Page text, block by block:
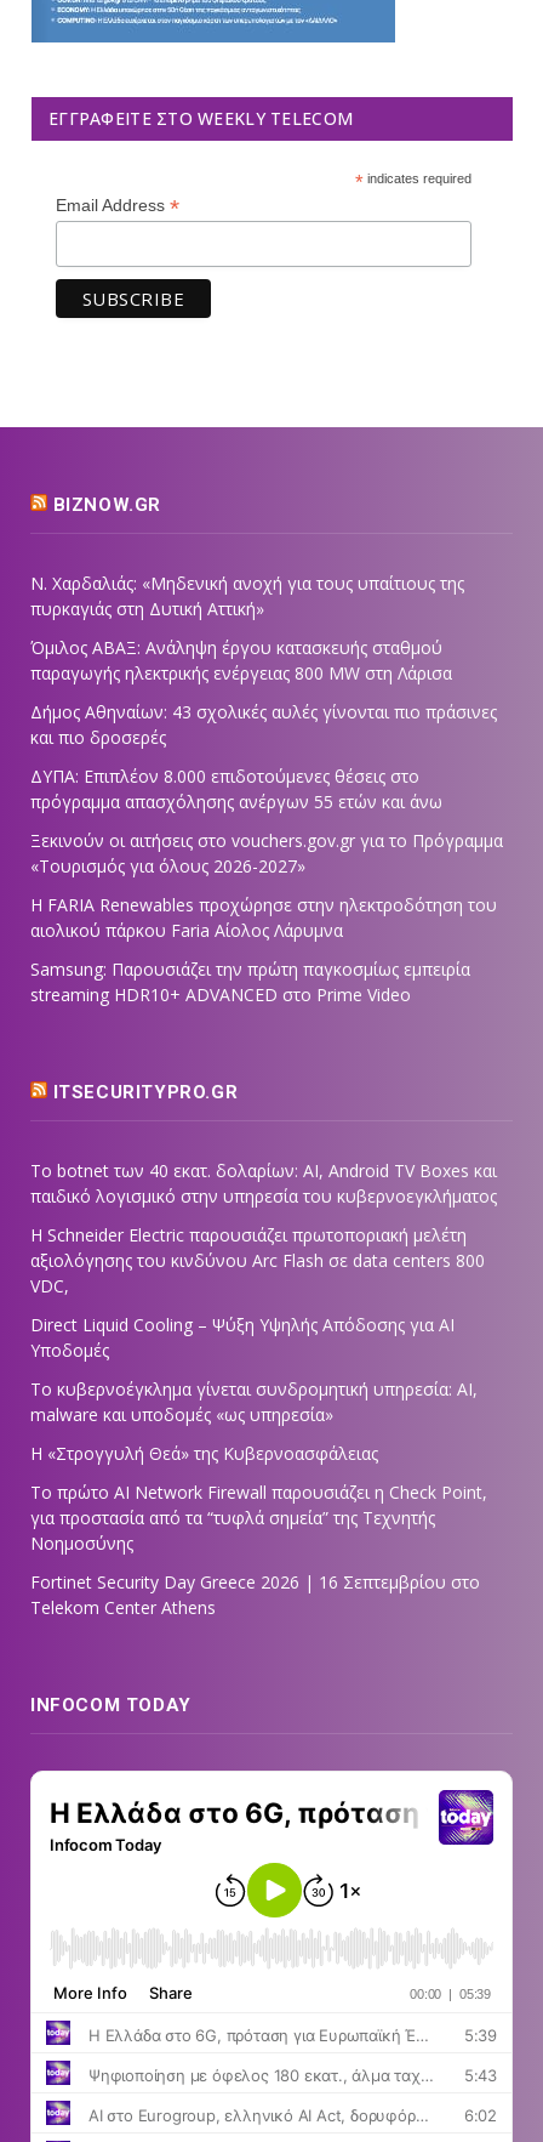
ΕΓΓΡΑΦΕΊΤΕ ΣΤΟ WEEKLY TELECOM
*indicates required
Email Address *
BIZNOW.GR
Ν. Χαρδαλιάς: «Μηδενική ανοχή για τους υπαίτιους της
πυρκαγιάς στη Δυτική Αττική»
Όμιλος ΑΒΑΞ: Ανάληψη έργου κατασκευής σταθμού
παραγωγής ηλεκτρικής ενέργειας 800 ΜW στη Λάρισα
Δήμος Αθηναίων: 43 σχολικές αυλές γίνονται πιο πράσινες
και πιο δροσερές
ΔΥΠΑ: Επιπλέον 8.000 επιδοτούμενες θέσεις στο
πρόγραμμα απασχόλησης ανέργων 55 ετών και άνω
Ξεκινούν οι αιτήσεις στο vouchers.gov.gr για το Πρόγραμμα
«Τουρισμός για όλους 2026-2027»
Η FARIA Renewables προχώρησε στην ηλεκτροδότηση του
αιολικού πάρκου Faria Αίολος Λάρυμνα
Samsung: Παρουσιάζει την πρώτη παγκοσμίως εμπειρία
streaming HDR10+ ADVANCED στο Prime Video
ITSECURITYPRO.GR
Το botnet των 40 εκατ. δολαρίων: AI, Android TV Boxes και
παιδικό λογισμικό στην υπηρεσία του κυβερνοεγκλήματος
Η Schneider Electric παρουσιάζει πρωτοποριακή μελέτη
αξιολόγησης του κινδύνου Arc Flash σε data centers 800
VDC,
Direct Liquid Cooling – Ψύξη Υψηλής Απόδοσης για AI
Υποδομές
Το κυβερνοέγκλημα γίνεται συνδρομητική υπηρεσία: AI,
malware και υποδομές «ως υπηρεσία»
Η «Στρογγυλή Θεά» της Κυβερνοασφάλειας
Tο πρώτο AI Network Firewall παρουσιάζει η Check Point,
για προστασία από τα “τυφλά σημεία” της Τεχνητής
Νοημοσύνης
Fortinet Security Day Greece 2026 | 16 Σεπτεμβρίου στο
Telekom Center Athens
INFOCOM TODAY